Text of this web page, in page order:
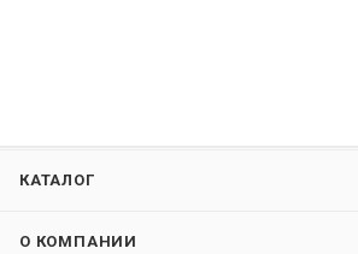
КАТАЛОГ
О КОМПАНИИ